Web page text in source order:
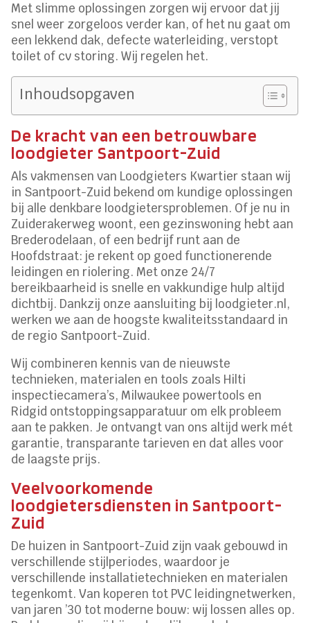
Met slimme oplossingen zorgen wij ervoor dat jij
snel weer zorgeloos verder kan, of het nu gaat om
een lekkend dak, defecte waterleiding, verstopt
toilet of cv storing. Wij regelen het.
Inhoudsopgaven
De kracht van een betrouwbare
loodgieter Santpoort-Zuid
Als vakmensen van Loodgieters Kwartier staan wij
in Santpoort-Zuid bekend om kundige oplossingen
bij alle denkbare loodgietersproblemen. Of je nu in
Zuiderakerweg woont, een gezinswoning hebt aan
Brederodelaan, of een bedrijf runt aan de
Hoofdstraat: je rekent op goed functionerende
leidingen en riolering. Met onze 24/7
bereikbaarheid is snelle en vakkundige hulp altijd
dichtbij. Dankzij onze aansluiting bij loodgieter.nl,
werken we aan de hoogste kwaliteitsstandaard in
de regio Santpoort-Zuid.
Wij combineren kennis van de nieuwste
technieken, materialen en tools zoals Hilti
inspectiecamera’s, Milwaukee powertools en
Ridgid ontstoppingsapparatuur om elk probleem
aan te pakken. Je ontvangt van ons altijd werk mét
garantie, transparante tarieven en dat alles voor
de laagste prijs.
Veelvoorkomende
loodgietersdiensten in Santpoort-
Zuid
De huizen in Santpoort-Zuid zijn vaak gebouwd in
verschillende stijlperiodes, waardoor je
verschillende installatietechnieken en materialen
tegenkomt. Van koperen tot PVC leidingnetwerken,
van jaren ’30 tot moderne bouw: wij lossen alles op.